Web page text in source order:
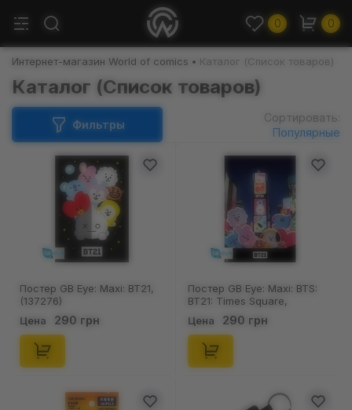
0 0
Интернет-магазин World of comics Каталог (Список товаров)
Каталог (Список товаров)
Фильтры
Сортировать:
Популярные
Постер GB Eye: Maxi: BT21,
(137276)
Цена 290 грн
Постер GB Eye: Maxi: BTS:
BT21: Times Square,
(425365)
Цена 290 грн